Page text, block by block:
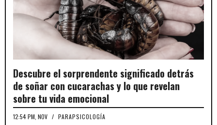
Descubre el sorprendente significado detrás
de soñar con cucarachas y lo que revelan
sobre tu vida emocional
12:54 PM, NOV / PARAPSICOLOGÍA